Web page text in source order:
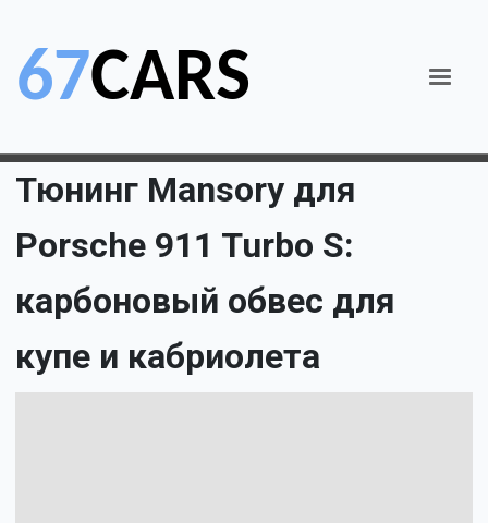
Тюнинг Mansory для
Porsche 911 Turbo S:
карбоновый обвес для
купе и кабриолета